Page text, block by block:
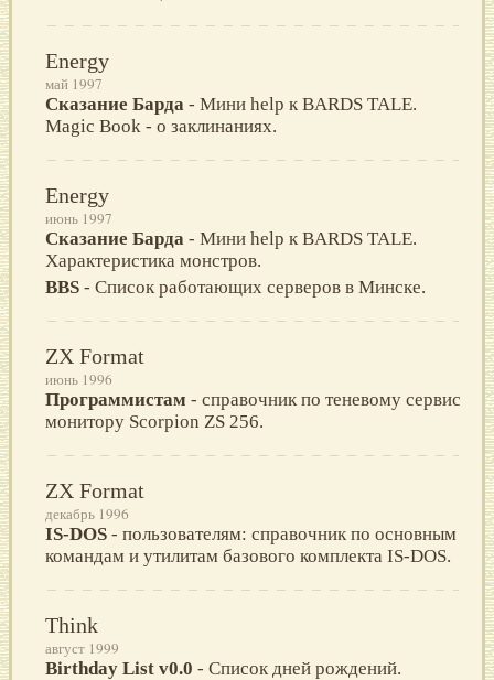
Energy
май 1997
Сказание Барда - Мини help к BARDS TALE.
Magic Book - о заклинаниях.
Energy
июнь 1997
Сказание Барда - Мини help к BARDS TALE.
Характеристика монстров.
BBS - Список работающих серверов в Минске.
ZX Format
июнь 1996
Программистам - справочник по теневому сервис
монитору Scorpion ZS 256.
ZX Format
декабрь 1996
IS-DOS - пользователям: справочник по основным
командам и утилитам базового комплекта IS-DOS.
Think
август 1999
Birthday List v0.0 - Список дней рождений.